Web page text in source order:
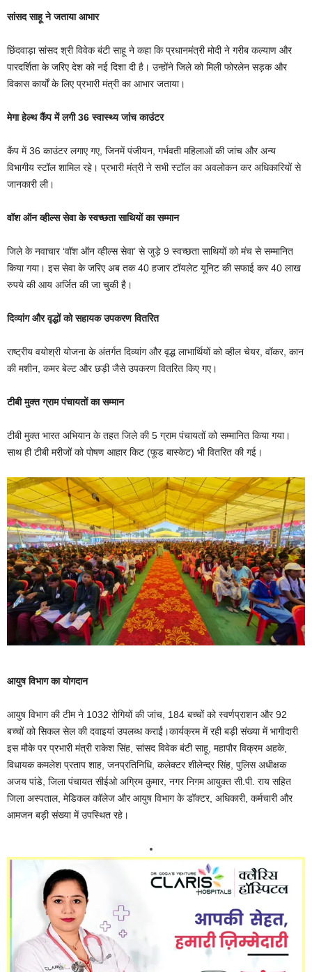
सांसद साहू ने जताया आभार
छिंदवाड़ा सांसद श्री विवेक बंटी साहू ने कहा कि प्रधानमंत्री मोदी ने गरीब कल्याण और
पारदर्शिता के जरिए देश को नई दिशा दी है। उन्होंने जिले को मिली फोरलेन सड़क और
विकास कार्यों के लिए प्रभारी मंत्री का आभार जताया।
मेगा हेल्थ कैंप में लगी 36 स्वास्थ्य जांच काउंटर
कैंप में 36 काउंटर लगाए गए, जिनमें पंजीयन, गर्भवती महिलाओं की जांच और अन्य
विभागीय स्टॉल शामिल रहे। प्रभारी मंत्री ने सभी स्टॉल का अवलोकन कर अधिकारियों से
जानकारी ली।
वॉश ऑन व्हील्स सेवा के स्वच्छता साथियों का सम्मान
जिले के नवाचार ‘वॉश ऑन व्हील्स सेवा’ से जुड़े 9 स्वच्छता साथियों को मंच से सम्मानित
किया गया। इस सेवा के जरिए अब तक 40 हजार टॉयलेट यूनिट की सफाई कर 40 लाख
रुपये की आय अर्जित की जा चुकी है।
दिव्यांग और वृद्धों को सहायक उपकरण वितरित
राष्ट्रीय वयोश्री योजना के अंतर्गत दिव्यांग और वृद्ध लाभार्थियों को व्हील चेयर, वॉकर, कान
की मशीन, कमर बेल्ट और छड़ी जैसे उपकरण वितरित किए गए।
टीबी मुक्त ग्राम पंचायतों का सम्मान
टीबी मुक्त भारत अभियान के तहत जिले की 5 ग्राम पंचायतों को सम्मानित किया गया।
साथ ही टीबी मरीजों को पोषण आहार किट (फूड बास्केट) भी वितरित की गई।
आयुष विभाग का योगदान
आयुष विभाग की टीम ने 1032 रोगियों की जांच, 184 बच्चों को स्वर्णप्राशन और 92
बच्चों को सिकल सेल की दवाइयां उपलब्ध कराईं।कार्यक्रम में रही बड़ी संख्या में भागीदारी
इस मौके पर प्रभारी मंत्री राकेश सिंह, सांसद विवेक बंटी साहू, महापौर विक्रम अहके,
विधायक कमलेश प्रताप शाह, जनप्रतिनिधि, कलेक्टर शीलेन्द्र सिंह, पुलिस अधीक्षक
अजय पांडे, जिला पंचायत सीईओ अग्रिम कुमार, नगर निगम आयुक्त सी.पी. राय सहित
जिला अस्पताल, मेडिकल कॉलेज और आयुष विभाग के डॉक्टर, अधिकारी, कर्मचारी और
आमजन बड़ी संख्या में उपस्थित रहे।